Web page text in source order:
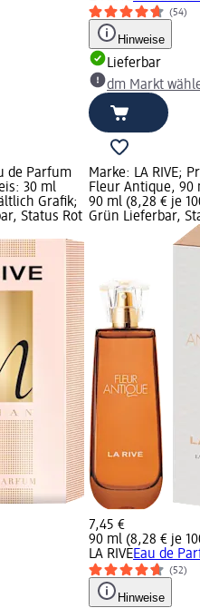
(54)
Hinweise
Lieferbar
dm Markt
de Parfum
30 ml
Grafik;
Status Rot
Marke: LA RIVE;
Fleur Antique, 90
90 ml (8,28 € je
Grün Lieferbar,
7,45 €
90 ml (8,28 € je
LA RIVEEau de
(52)
Hinweise